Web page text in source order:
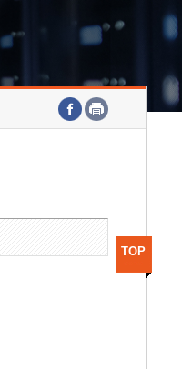
업무연락처
TOP